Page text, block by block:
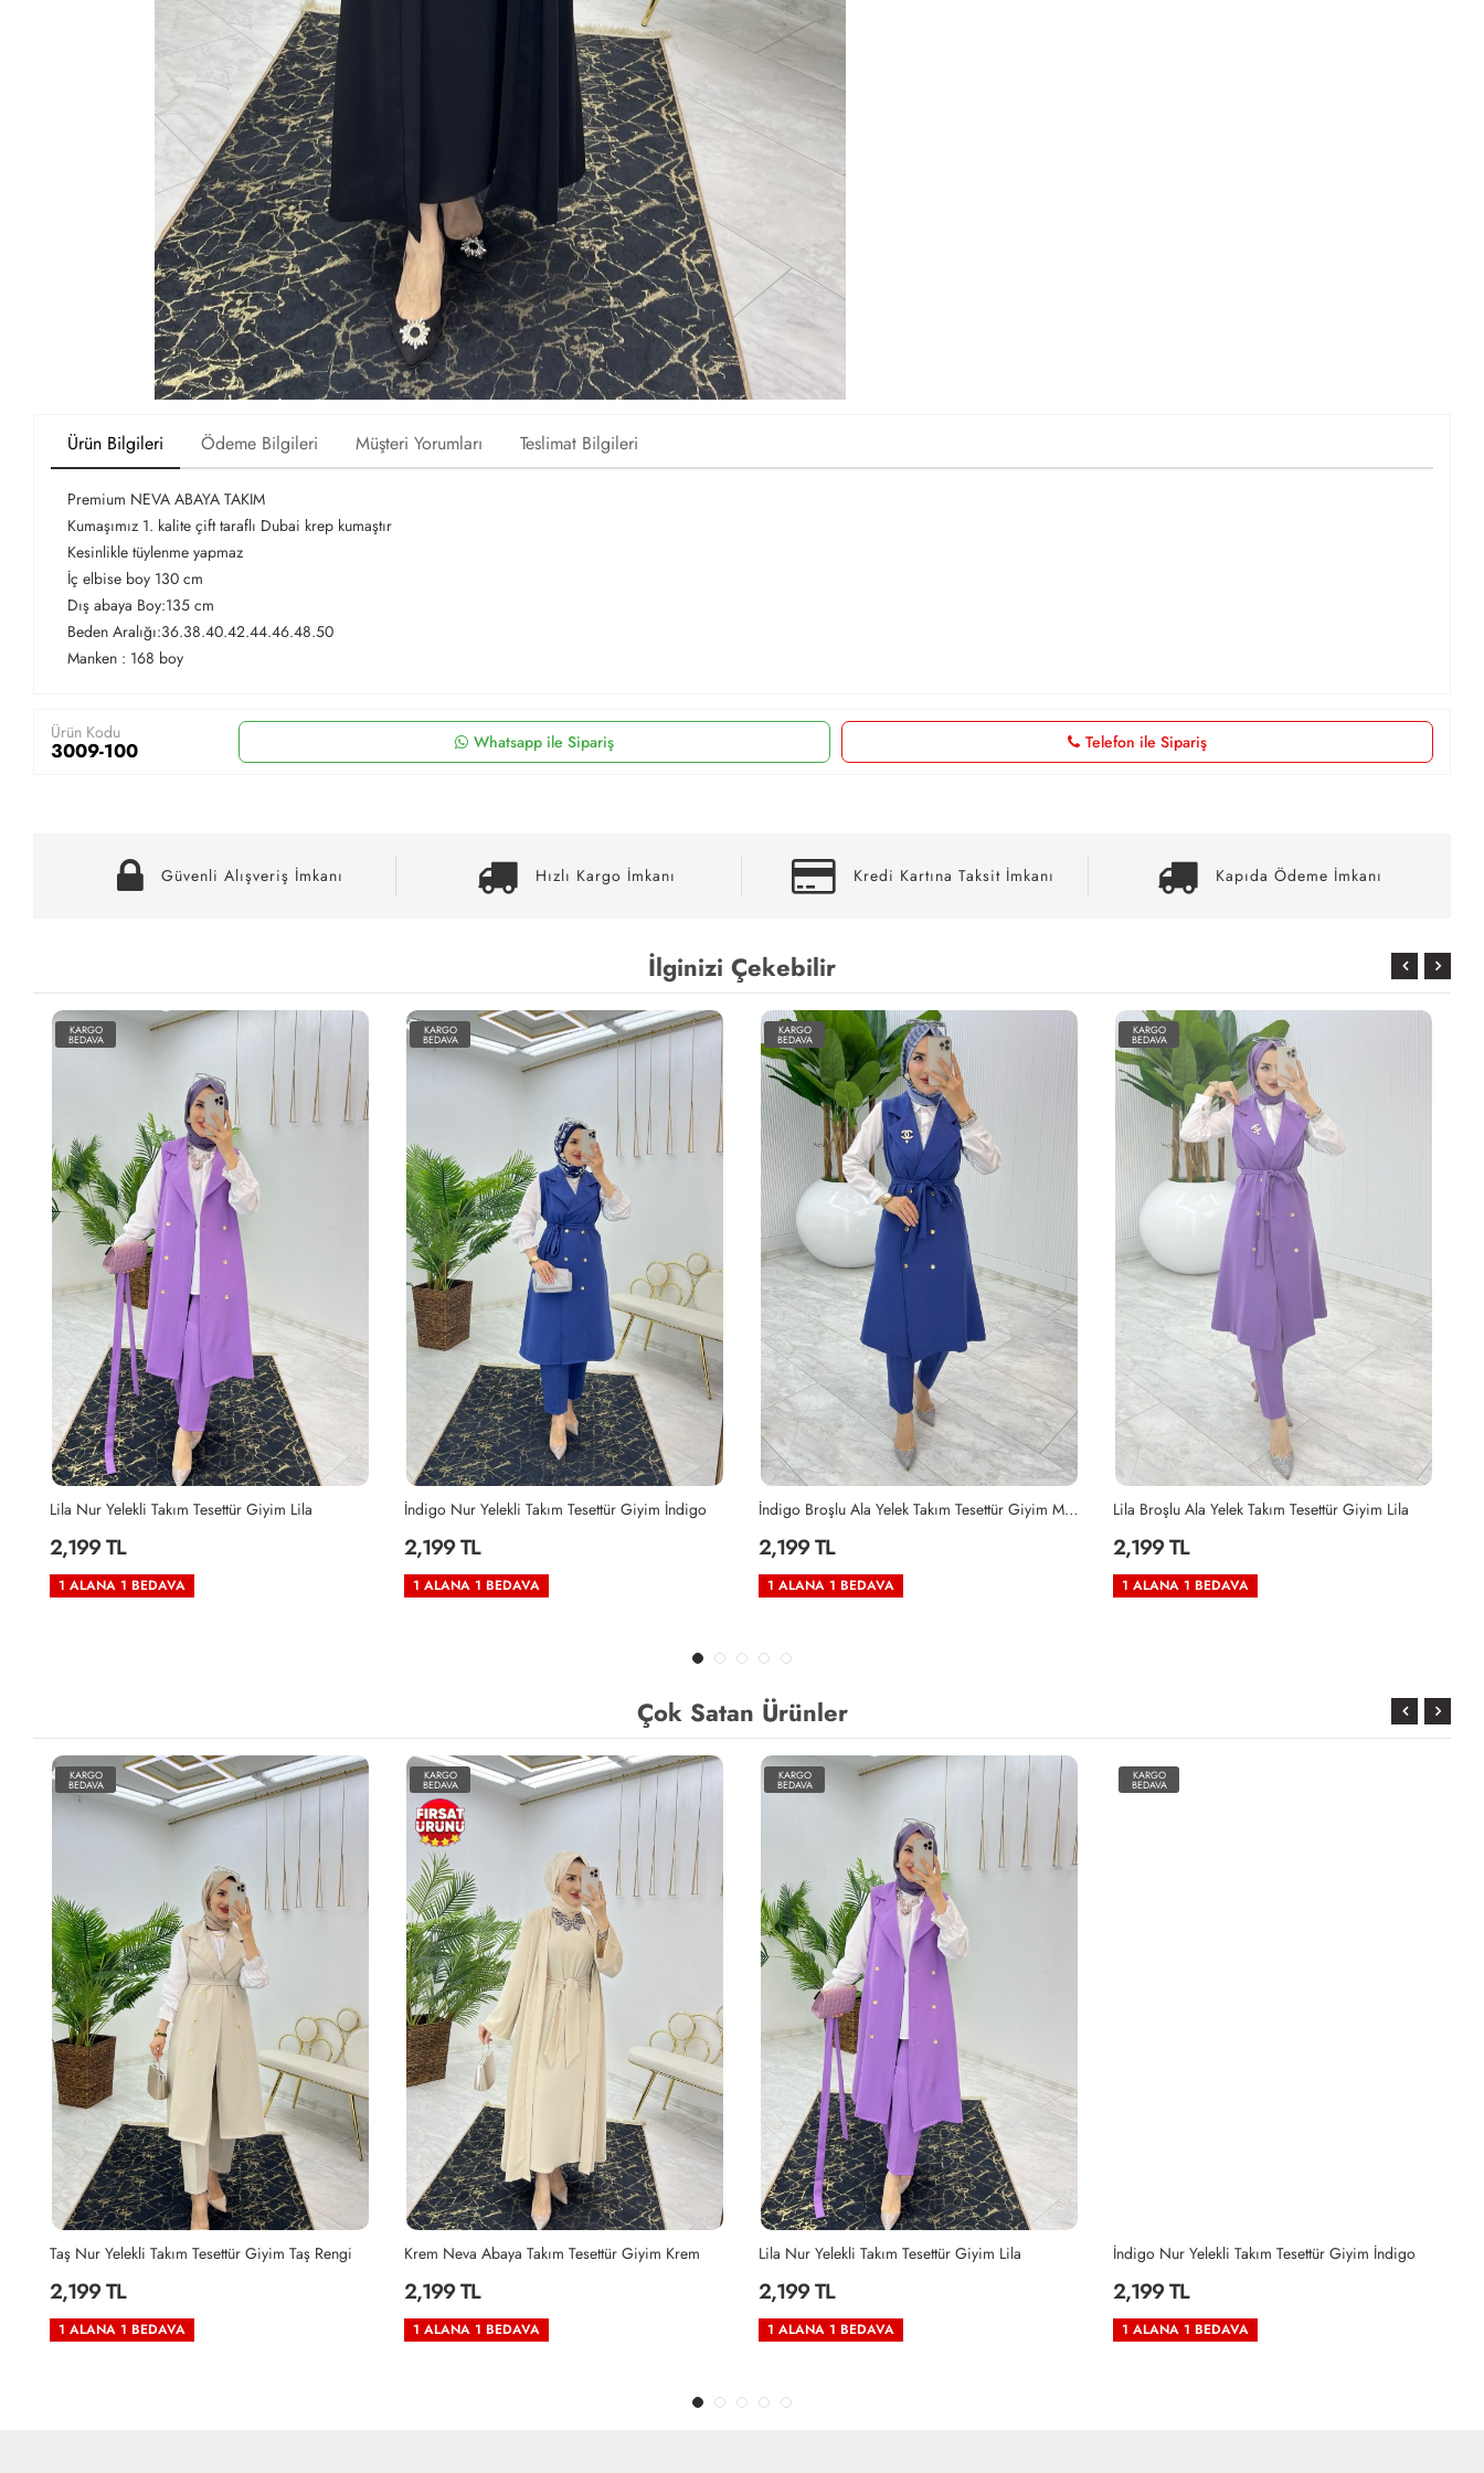
Ürün Bilgileri Ödeme Bilgileri Müşteri Yorumları Teslimat Bilgileri
Premium NEVA ABAYA TAKIM
Kumaşımız 1. kalite çift taraflı Dubai krep kumaştır
Kesinlikle tüylenme yapmaz
İç elbise boy 130 cm
Dış abaya Boy:135 cm
Beden Aralığı:36.38.40.42.44.46.48.50
Manken : 168 boy
Ürün Kodu
3009-100 Whatsapp ile Sipariş Telefon ile Sipariş
Güvenli Alışveriş İmkanı Hızlı Kargo İmkanı Kredi Kartına Taksit İmkanı Kapıda Ödeme İmkanı
İlginizi Çekebilir
KARGO
BEDAVA
Lila Nur Yelekli Takım Tesettür Giyim Lila
2,199 TL
1 ALANA 1 BEDAVA
KARGO
BEDAVA
İndigo Nur Yelekli Takım Tesettür Giyim İndigo
2,199 TL
1 ALANA 1 BEDAVA
KARGO
BEDAVA
İndigo Broşlu Ala Yelek Takım Tesettür Giyim Mavi
2,199 TL
1 ALANA 1 BEDAVA
KARGO
BEDAVA
Lila Broşlu Ala Yelek Takım Tesettür Giyim Lila
2,199 TL
1 ALANA 1 BEDAVA
Çok Satan Ürünler
KARGO
BEDAVA
Taş Nur Yelekli Takım Tesettür Giyim Taş Rengi
2,199 TL
1 ALANA 1 BEDAVA
KARGO
BEDAVA
Krem Neva Abaya Takım Tesettür Giyim Krem
2,199 TL
1 ALANA 1 BEDAVA
KARGO
BEDAVA
Lila Nur Yelekli Takım Tesettür Giyim Lila
2,199 TL
1 ALANA 1 BEDAVA
KARGO
BEDAVA
İndigo Nur Yelekli Takım Tesettür Giyim İndigo
2,199 TL
1 ALANA 1 BEDAVA